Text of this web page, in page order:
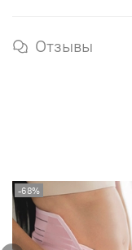
Отзывы
-68%